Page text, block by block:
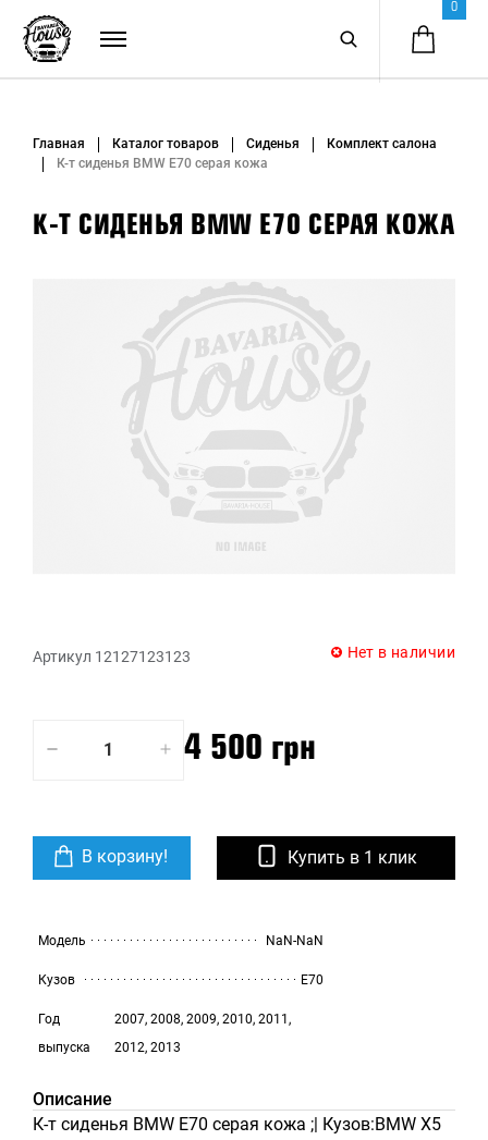
0
Главная Каталог товаров Сиденья
Комплект салона
К-т сиденья BMW E70 серая кожа
К-Т СИДЕНЬЯ BMW E70 СЕРАЯ КОЖА
Артикул 12127123123 Нет в наличии
4 500 грн
В корзину! Купить в 1 клик
Модель NaN-NaN
Кузов E70
Год
выпуска
2007, 2008, 2009, 2010, 2011,
2012, 2013
Описание
К-т сиденья BMW E70 серая кожа ;| Кузов:BMW X5